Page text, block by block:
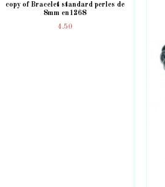
copy of Bracelet standard perles de
8mm en1268
4.50